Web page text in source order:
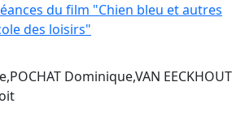
du film "Chien bleu et autres
des loisirs"
Dominique,VAN EECKHOUT